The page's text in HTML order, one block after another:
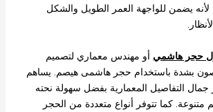
يضمن للواجهة العمر الطويل والشكل
حجر هاشمي أو مهندس معماري لتصميم
بشدة باستخدام حجر هاشمى هيصم. يساهم
جمال التفاصيل المعمارية بفضل سهولة نحته
كما تتوفر أنواع متعددة من الحجر